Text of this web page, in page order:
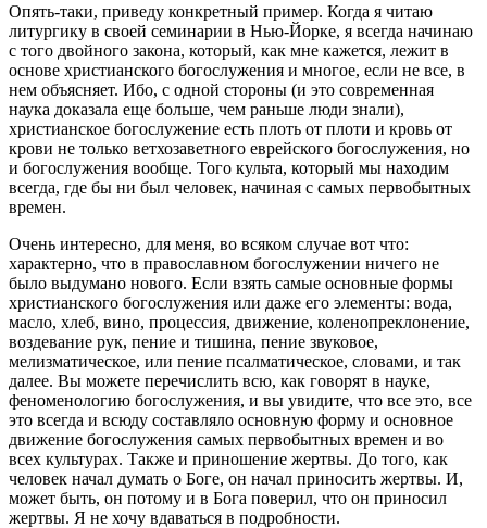
Опять-таки, приведу конкретный пример. Когда я читаю
литургику в своей семинарии в Нью-Йорке, я всегда начинаю
с того двойного закона, который, как мне кажется, лежит в
основе христианского богослужения и многое, если не все, в
нем объясняет. Ибо, с одной стороны (и это современная
наука доказала еще больше, чем раньше люди знали),
христианское богослужение есть плоть от плоти и кровь от
крови не только ветхозаветного еврейского богослужения, но
и богослужения вообще. Того культа, который мы находим
всегда, где бы ни был человек, начиная с самых первобытных
времен.
Очень интересно, для меня, во всяком случае вот что:
характерно, что в православном богослужении ничего не
было выдумано нового. Если взять самые основные формы
христианского богослужения или даже его элементы: вода,
масло, хлеб, вино, процессия, движение, коленопреклонение,
воздевание рук, пение и тишина, пение звуковое,
мелизматическое, или пение псалматическое, словами, и так
далее. Вы можете перечислить всю, как говорят в науке,
феноменологию богослужения, и вы увидите, что все это, все
это всегда и всюду составляло основную форму и основное
движение богослужения самых первобытных времен и во
всех культурах. Также и приношение жертвы. До того, как
человек начал думать о Боге, он начал приносить жертвы. И,
может быть, он потому и в Бога поверил, что он приносил
жертвы. Я не хочу вдаваться в подробности.